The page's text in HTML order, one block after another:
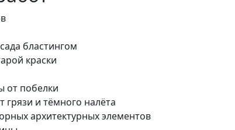
бластингом
краски
от побелки
и тёмного налёта
архитектурных элементов